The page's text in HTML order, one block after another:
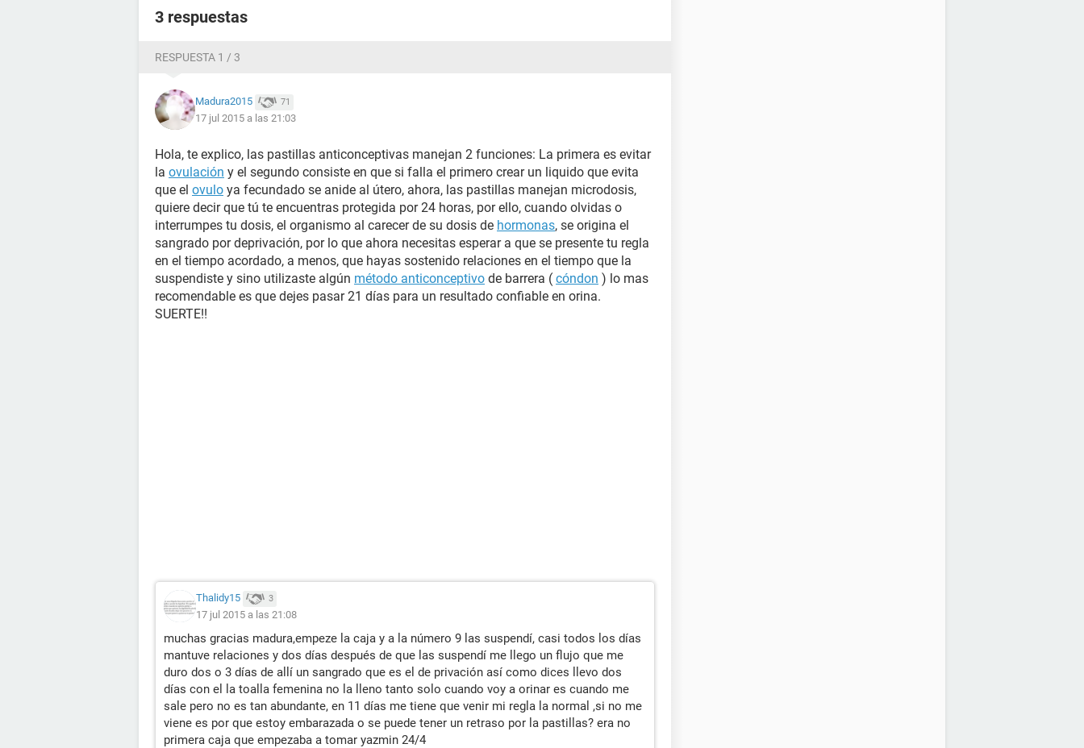
3 respuestas
RESPUESTA 1 / 3
Madura2015 71
17 jul 2015 a las 21:03
Hola, te explico, las pastillas anticonceptivas manejan 2 funciones: La primera es evitar
la ovulación y el segundo consiste en que si falla el primero crear un liquido que evita
que el ovulo ya fecundado se anide al útero, ahora, las pastillas manejan microdosis,
quiere decir que tú te encuentras protegida por 24 horas, por ello, cuando olvidas o
interrumpes tu dosis, el organismo al carecer de su dosis de hormonas, se origina el
sangrado por deprivación, por lo que ahora necesitas esperar a que se presente tu regla
en el tiempo acordado, a menos, que hayas sostenido relaciones en el tiempo que la
suspendiste y sino utilizaste algún método anticonceptivo de barrera ( cóndon ) lo mas
recomendable es que dejes pasar 21 días para un resultado confiable en orina.
SUERTE!!
Thalidy15 3
17 jul 2015 a las 21:08
muchas gracias madura,empeze la caja y a la número 9 las suspendí, casi todos los días
mantuve relaciones y dos días después de que las suspendí me llego un flujo que me
duro dos o 3 días de allí un sangrado que es el de privación así como dices llevo dos
días con el la toalla femenina no la lleno tanto solo cuando voy a orinar es cuando me
sale pero no es tan abundante, en 11 días me tiene que venir mi regla la normal ,si no me
viene es por que estoy embarazada o se puede tener un retraso por la pastillas? era no
primera caja que empezaba a tomar yazmin 24/4